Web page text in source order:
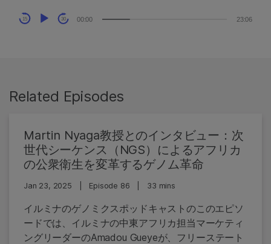
Audio
Player
15 30 00:00 23:06
Related Episodes
Martin Nyaga教授とのインタビュー：次
世代シーケンス（NGS）によるアフリカ
の公衆衛生を変革するゲノム革命
Jan 23, 2025 Episode 86 33 mins
イルミナのゲノミクスポッドキャストのこのエピソ
ードでは、イルミナの中東アフリカ担当マーケティ
ングリーダーのAmadou Gueyeが、フリーステート